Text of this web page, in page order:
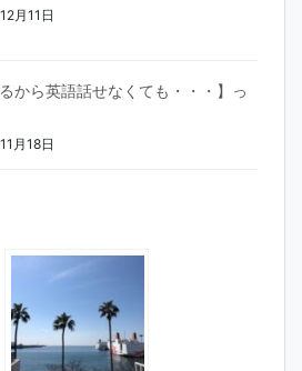
月11日
るから英語話せなくても・・・】っ
月18日